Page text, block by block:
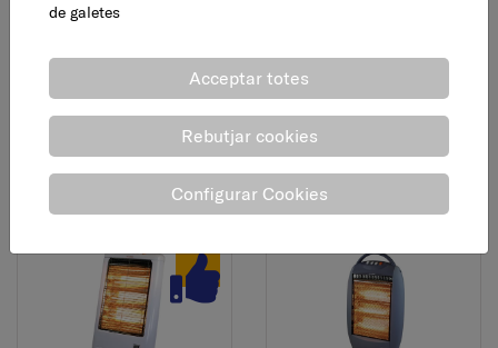
Estufa elèctrica. 450 W
26,95 € AFEGEIX
Estufa exterior pantalla
infrarojos, 2,7 - 5 kW
51,95 € AFEGEIX
de galetes
Acceptar totes
Rebutjar cookies
Configurar Cookies